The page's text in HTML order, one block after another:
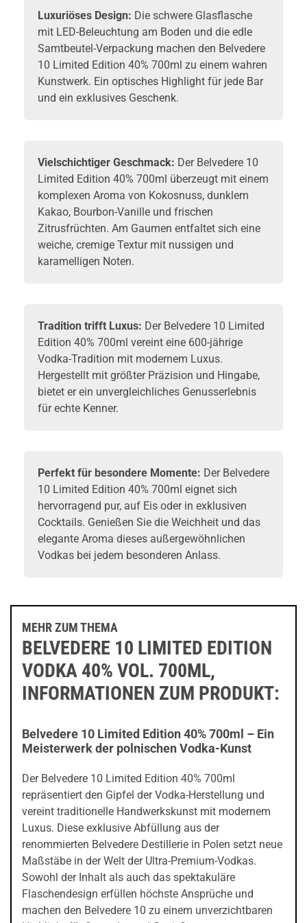
Luxuriöses Design: Die schwere Glasflasche
mit LED-Beleuchtung am Boden und die edle
Samtbeutel-Verpackung machen den Belvedere
10 Limited Edition 40% 700ml zu einem wahren
Kunstwerk. Ein optisches Highlight für jede Bar
und ein exklusives Geschenk.
Vielschichtiger Geschmack: Der Belvedere 10
Limited Edition 40% 700ml überzeugt mit einem
komplexen Aroma von Kokosnuss, dunklem
Kakao, Bourbon-Vanille und frischen
Zitrusfrüchten. Am Gaumen entfaltet sich eine
weiche, cremige Textur mit nussigen und
karamelligen Noten.
Tradition trifft Luxus: Der Belvedere 10 Limited
Edition 40% 700ml vereint eine 600-jährige
Vodka-Tradition mit modernem Luxus.
Hergestellt mit größter Präzision und Hingabe,
bietet er ein unvergleichliches Genusserlebnis
für echte Kenner.
Perfekt für besondere Momente: Der Belvedere
10 Limited Edition 40% 700ml eignet sich
hervorragend pur, auf Eis oder in exklusiven
Cocktails. Genießen Sie die Weichheit und das
elegante Aroma dieses außergewöhnlichen
Vodkas bei jedem besonderen Anlass.
MEHR ZUM THEMA
BELVEDERE 10 LIMITED EDITION
VODKA 40% VOL. 700ML,
INFORMATIONEN ZUM PRODUKT:
Belvedere 10 Limited Edition 40% 700ml – Ein
Meisterwerk der polnischen Vodka-Kunst
Der Belvedere 10 Limited Edition 40% 700ml
repräsentiert den Gipfel der Vodka-Herstellung und
vereint traditionelle Handwerkskunst mit modernem
Luxus. Diese exklusive Abfüllung aus der
renommierten Belvedere Destillerie in Polen setzt neue
Maßstäbe in der Welt der Ultra-Premium-Vodkas.
Sowohl der Inhalt als auch das spektakuläre
Flaschendesign erfüllen höchste Ansprüche und
machen den Belvedere 10 zu einem unverzichtbaren